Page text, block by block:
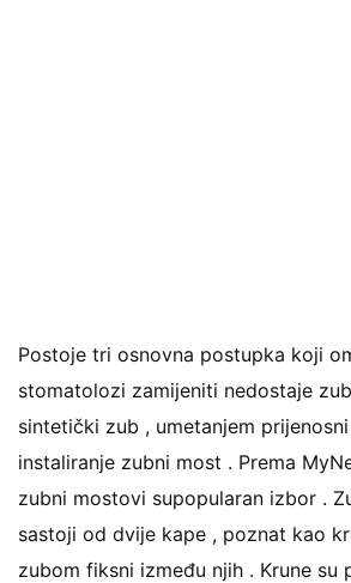
Postoje tri osnovna postupka koji
stomatolozi zamijeniti nedostaje
sintetički zub , umetanjem
instaliranje zubni most . Prema
zubni mostovi supopularan izbor .
sastoji od dvije kape , poznat kao
zubom fiksni između njih . Krune su